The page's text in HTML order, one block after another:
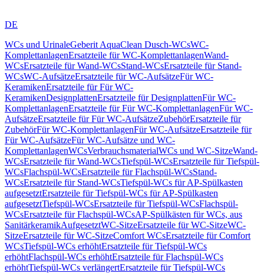
DE
WCs und UrinaleGeberit AquaClean Dusch-WCsWC-
KomplettanlagenErsatzteile für WC-KomplettanlagenWand-
WCsErsatzteile für Wand-WCsStand-WCsErsatzteile für Stand-
WCsWC-AufsätzeErsatzteile für WC-AufsätzeFür WC-
KeramikenErsatzteile für Für WC-
KeramikenDesignplattenErsatzteile für DesignplattenFür WC-
KomplettanlagenErsatzteile für Für WC-KomplettanlagenFür WC-
AufsätzeErsatzteile für Für WC-AufsätzeZubehörErsatzteile für
ZubehörFür WC-KomplettanlagenFür WC-AufsätzeErsatzteile für
Für WC-AufsätzeFür WC-Aufsätze und WC-
KomplettanlagenWCsVerbrauchsmaterialWCs und WC-SitzeWand-
WCsErsatzteile für Wand-WCsTiefspül-WCsErsatzteile für Tiefspül-
WCsFlachspül-WCsErsatzteile für Flachspül-WCsStand-
WCsErsatzteile für Stand-WCsTiefspül-WCs für AP-Spülkasten
aufgesetztErsatzteile für Tiefspül-WCs für AP-Spülkasten
aufgesetztTiefspül-WCsErsatzteile für Tiefspül-WCsFlachspül-
WCsErsatzteile für Flachspül-WCsAP-Spülkästen für WCs, aus
SanitärkeramikAufgesetztWC-SitzeErsatzteile für WC-SitzeWC-
SitzeErsatzteile für WC-SitzeComfort WCsErsatzteile für Comfort
WCsTiefspül-WCs erhöhtErsatzteile für Tiefspül-WCs
erhöhtFlachspül-WCs erhöhtErsatzteile für Flachspül-WCs
erhöhtTiefspül-WCs verlängertErsatzteile für Tiefspül-WCs